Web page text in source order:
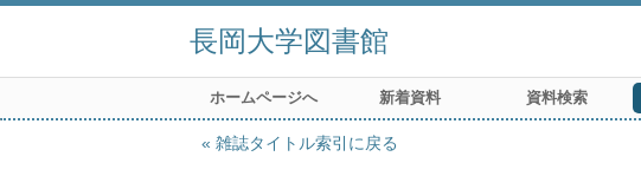
長岡大学図書館
ホームページへ 新着資料 資料検索
雑誌タイトル索引に戻る